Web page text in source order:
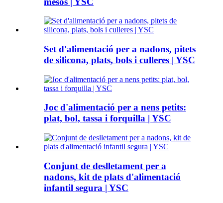
Set d'alimentació per a nadons, pitets
de silicona, plats, bols i culleres | YSC
Joc d'alimentació per a nens petits:
plat, bol, tassa i forquilla | YSC
Conjunt de deslletament per a
nadons, kit de plats d'alimentació
infantil segura | YSC